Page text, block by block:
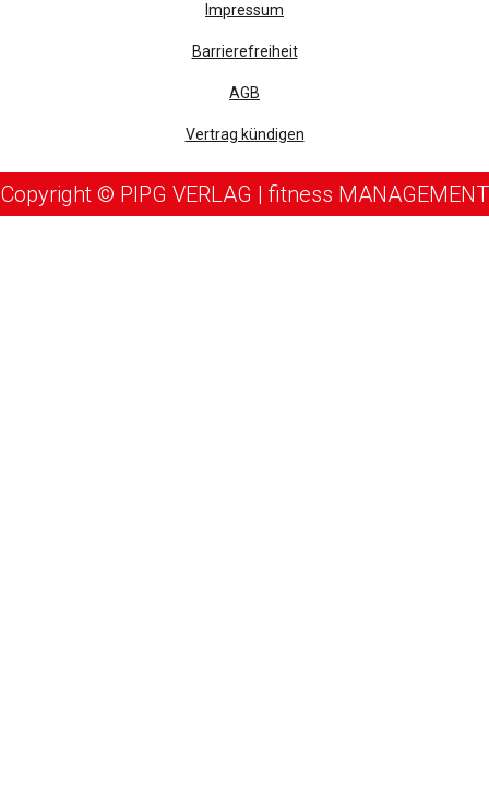
Impressum
Barrierefreiheit
AGB
Vertrag kündigen
Copyright © PIPG VERLAG | fitness MANAGEMENT